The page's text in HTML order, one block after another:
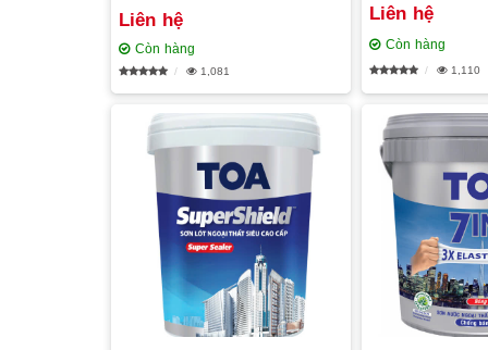
Liên hệ
Còn hàng
1,081
Liên hệ
Còn hàng
1,110